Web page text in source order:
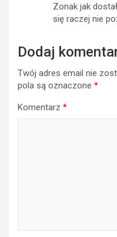
Zonak jak
się raczej nie
Dodaj
Twój adres email nie
pola są oznaczone *
Komentarz *